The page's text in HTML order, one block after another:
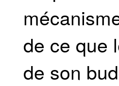
de ce que
de son